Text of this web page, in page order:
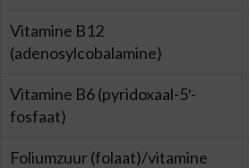
Vitamine B12
(adenosylcobalamine)
Vitamine B6 (pyridoxaal-5′-
fosfaat)
Foliumzuur (folaat)/vitamine